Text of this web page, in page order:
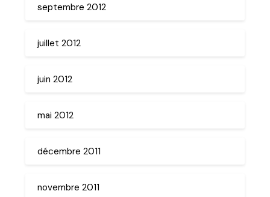
septembre 2012
juillet 2012
juin 2012
mai 2012
décembre 2011
novembre 2011